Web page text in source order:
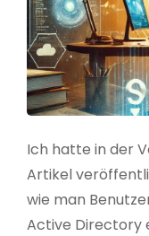
Ich hatte in der
Artikel
wie man
Active Directory